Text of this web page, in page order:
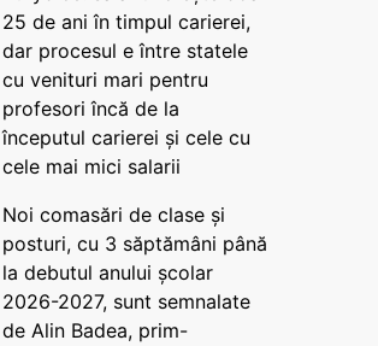
25 de ani în timpul carierei,
dar procesul e între statele
cu venituri mari pentru
profesori încă de la
începutul carierei și cele cu
cele mai mici salarii
Noi comasări de clase și
posturi, cu 3 săptămâni până
la debutul anului școlar
2026-2027, sunt semnalate
de Alin Badea, prim-